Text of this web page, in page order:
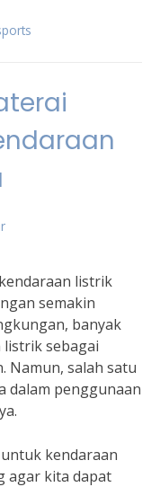
listrik
semakin
banyak
sebagai
Namun, salah satu
dalam penggunaan
kendaraan
agar kita dapat